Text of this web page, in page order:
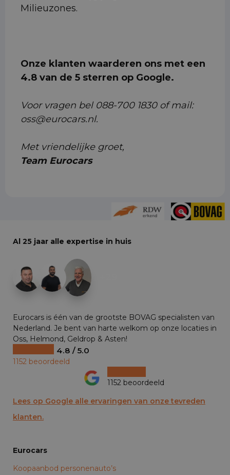
Milieuzones.
Onze klanten waarderen ons met een
4.8 van de 5 sterren op Google.
Voor vragen bel 088-700 1830 of mail:
oss@eurocars.nl.
Met vriendelijke groet,
Team Eurocars
Al 25 jaar alle expertise in huis
Eurocars is één van de grootste BOVAG specialisten van
Nederland. Je bent van harte welkom op onze locaties in
Oss, Helmond, Geldrop & Asten!
4.8 / 5.0
1152 beoordeeld
1152 beoordeeld
Lees op Google alle ervaringen van onze tevreden
klanten.
Eurocars
Koopaanbod personenauto’s